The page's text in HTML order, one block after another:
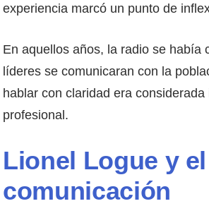
experiencia marcó un punto de
En aquellos años, la radio se había
líderes se comunicaran con la
hablar con claridad era
profesional.
Lionel Logue y
comunicación